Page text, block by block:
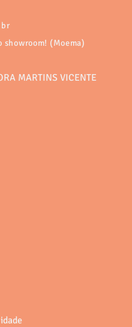
página
showroom! (Moema)
MARTINS VICENTE